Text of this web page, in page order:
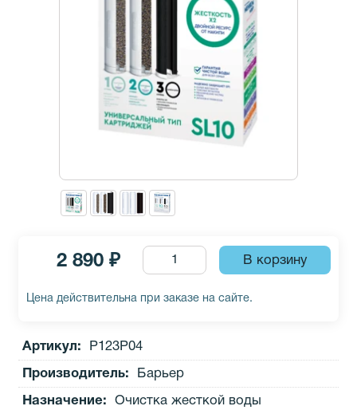
2 890 ₽
Цена действительна при заказе на сайте.
Артикул: Р123Р04
Производитель: Барьер
Назначение: Очистка жесткой воды